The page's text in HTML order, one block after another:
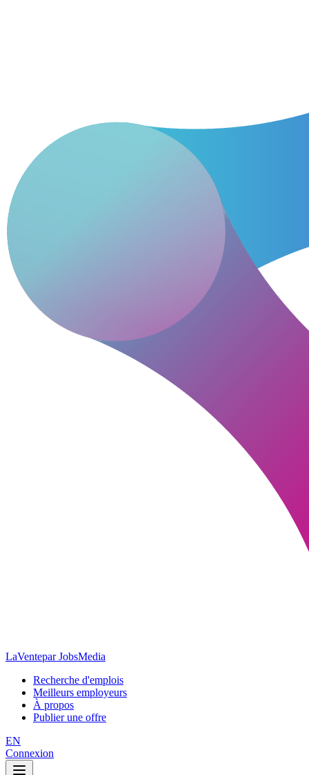
LaVentepar JobsMedia
Recherche d'emplois
Meilleurs employeurs
À propos
Publier une offre
EN
Connexion